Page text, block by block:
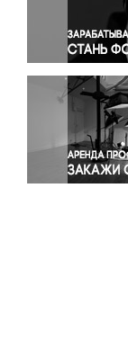
Религия
Спорт